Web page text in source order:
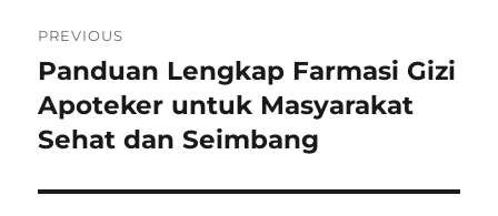
navigation
PREVIOUS
Previous
post:
Panduan Lengkap Farmasi Gizi
Apoteker untuk Masyarakat
Sehat dan Seimbang